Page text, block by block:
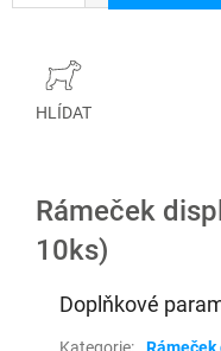
HLÍDAT
Rámeček
10ks)
Doplňkové